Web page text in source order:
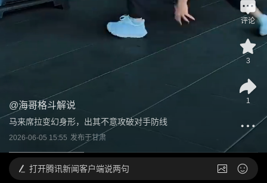
@海哥格斗解说
马来席拉变幻身形，出其不意攻破对手防线
2026-06-05 15:55 发布于甘肃
评论
3
1
打开腾讯新闻客户端说两句